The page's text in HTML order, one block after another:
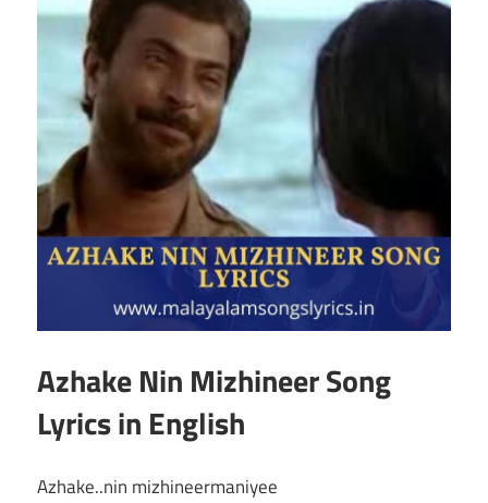
Azhake Nin Mizhineer Song
Lyrics in English
Azhake..nin mizhineermaniyee